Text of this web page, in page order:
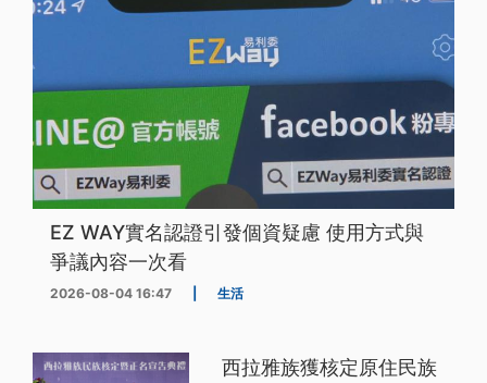
EZ WAY實名認證引發個資疑慮 使用方式與
爭議內容一次看
2026-08-04 16:47 生活
西拉雅族獲核定原住民族